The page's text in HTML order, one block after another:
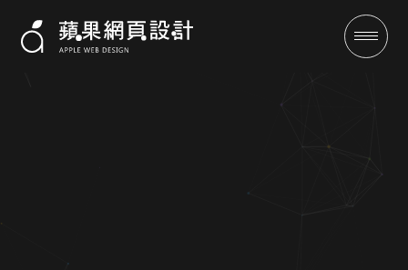
銘泰五金工業-網站架設|蘋果網